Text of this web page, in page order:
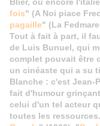
fois" (A Noi piace
pagaille" (La
Tout à fait à part, il
de Luis Bunuel, qui
complet pouvait être
un cinéaste qui a su
Blanche : c'est Jean-
fait d'humour
celui d'un tel acteur
toutes les